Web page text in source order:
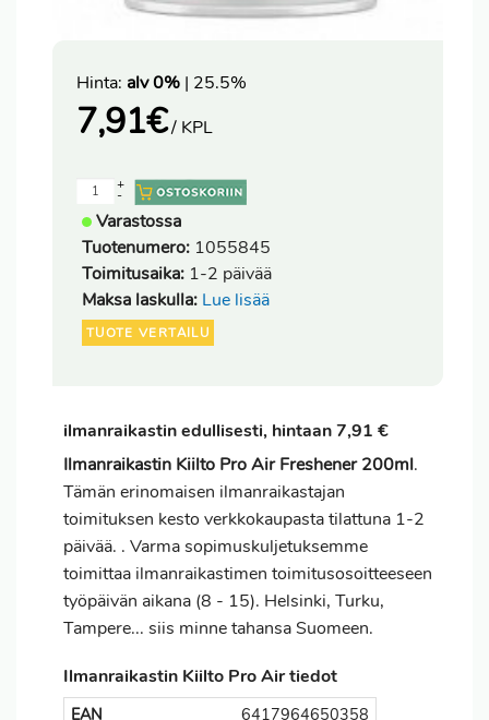
Hinta: alv 0% | 25.5%
7,91€/ KPL
-
+
Varastossa
Tuotenumero: 1055845
Toimitusaika: 1-2 päivää
Maksa laskulla: Lue lisää
TUOTE VERTAILU
ilmanraikastin edullisesti, hintaan 7,91 €
Ilmanraikastin Kiilto Pro Air Freshener 200ml.
Tämän erinomaisen ilmanraikastajan
toimituksen kesto verkkokaupasta tilattuna 1-2
päivää. . Varma sopimuskuljetuksemme
toimittaa ilmanraikastimen toimitusosoitteeseen
työpäivän aikana (8 - 15). Helsinki, Turku,
Tampere... siis minne tahansa Suomeen.
Ilmanraikastin Kiilto Pro Air tiedot
EAN
6417964650358